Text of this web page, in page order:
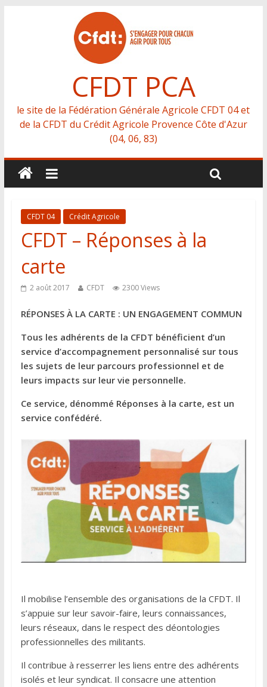
CFDT PCA
le site de la Fédération Générale Agricole CFDT 04 et
de la CFDT du Crédit Agricole Provence Côte d'Azur
(04, 06, 83)
CFDT 04 Crédit Agricole
CFDT – Réponses à la
carte
2 août 2017 CFDT 2300 Views
RÉPONSES À LA CARTE : UN ENGAGEMENT COMMUN
Tous les adhérents de la CFDT bénéficient d’un
service d’accompagnement personnalisé sur tous
les sujets de leur parcours professionnel et de
leurs impacts sur leur vie personnelle.
Ce service, dénommé Réponses à la carte, est un
service confédéré.
Il mobilise l’ensemble des organisations de la CFDT. Il
s’appuie sur leur savoir-faire, leurs connaissances,
leurs réseaux, dans le respect des déontologies
professionnelles des militants.
Il contribue à resserrer les liens entre des adhérents
isolés et leur syndicat. Il consacre une attention